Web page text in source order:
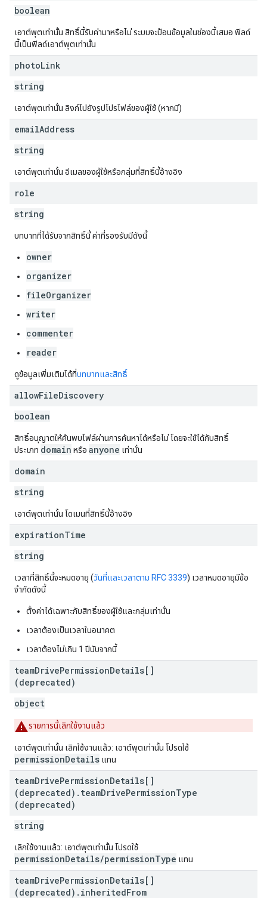
boolean
เอาต์พุตเท่านั้น สิทธิ์นี้รับค่ามาหรือไม่ ระบบจะป้อนข้อมูลในช่องนี้เสมอ ฟิลด์
นี้เป็นฟิลด์เอาต์พุตเท่านั้น
photoLink
string
เอาต์พุตเท่านั้น ลิงก์ไปยังรูปโปรไฟล์ของผู้ใช้ (หากมี)
emailAddress
string
เอาต์พุตเท่านั้น อีเมลของผู้ใช้หรือกลุ่มที่สิทธิ์นี้อ้างอิง
role
string
บทบาทที่ได้รับจากสิทธิ์นี้ ค่าที่รองรับมีดังนี้
owner
organizer
fileOrganizer
writer
commenter
reader
ดูข้อมูลเพิ่มเติมได้ที่บทบาทและสิทธิ์
allowFileDiscovery
boolean
สิทธิ์อนุญาตให้ค้นพบไฟล์ผ่านการค้นหาได้หรือไม่ โดยจะใช้ได้กับสิทธิ์
ประเภท domain หรือ anyone เท่านั้น
domain
string
เอาต์พุตเท่านั้น โดเมนที่สิทธิ์นี้อ้างอิง
expirationTime
string
เวลาที่สิทธิ์นี้จะหมดอายุ (วันที่และเวลาตาม RFC 3339) เวลาหมดอายุมีข้อ
จำกัดดังนี้
ตั้งค่าได้เฉพาะกับสิทธิ์ของผู้ใช้และกลุ่มเท่านั้น
เวลาต้องเป็นเวลาในอนาคต
เวลาต้องไม่เกิน 1 ปีนับจากนี้
teamDrivePermissionDetails[]
(deprecated)
object
รายการนี้เลิกใช้งานแล้ว
เอาต์พุตเท่านั้น เลิกใช้งานแล้ว: เอาต์พุตเท่านั้น โปรดใช้
permissionDetails แทน
teamDrivePermissionDetails[]
(deprecated) . teamDrivePermissionType
(deprecated)
string
เลิกใช้งานแล้ว: เอาต์พุตเท่านั้น โปรดใช้
permissionDetails/permissionType แทน
teamDrivePermissionDetails[]
(deprecated) . inheritedFrom